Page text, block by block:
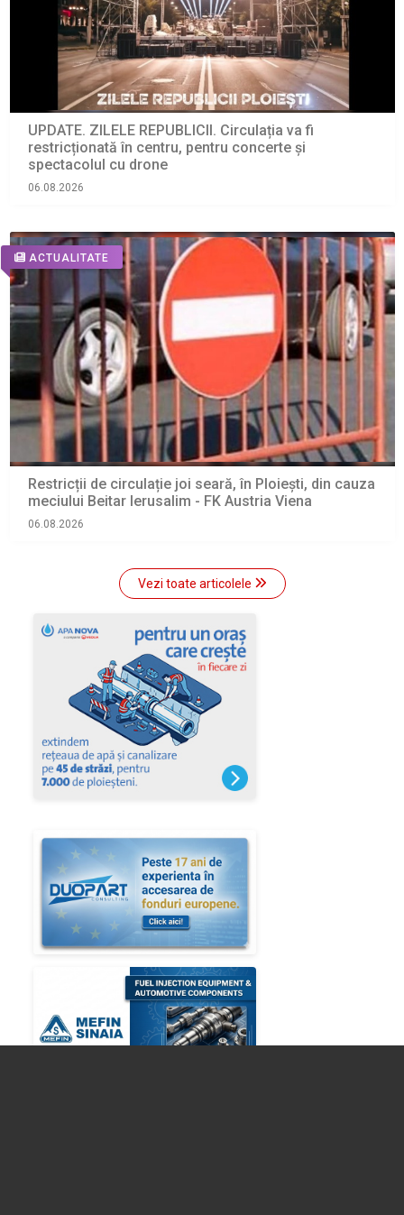
UPDATE. ZILELE REPUBLICII. Circulația va fi
restricționată în centru, pentru concerte și
spectacolul cu drone
06.08.2026
ACTUALITATE
Restricții de circulație joi seară, în Ploiești, din cauza
meciului Beitar Ierusalim - FK Austria Viena
06.08.2026
Vezi toate articolele